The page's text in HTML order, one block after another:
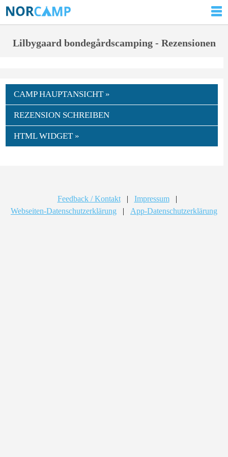
Lilbygaard bondegårdscamping - Rezensionen
CAMP HAUPTANSICHT »
REZENSION SCHREIBEN
HTML WIDGET »
Feedback / Kontakt | Impressum
|
Webseiten-Datenschutzerklärung
| App-Datenschutzerklärung